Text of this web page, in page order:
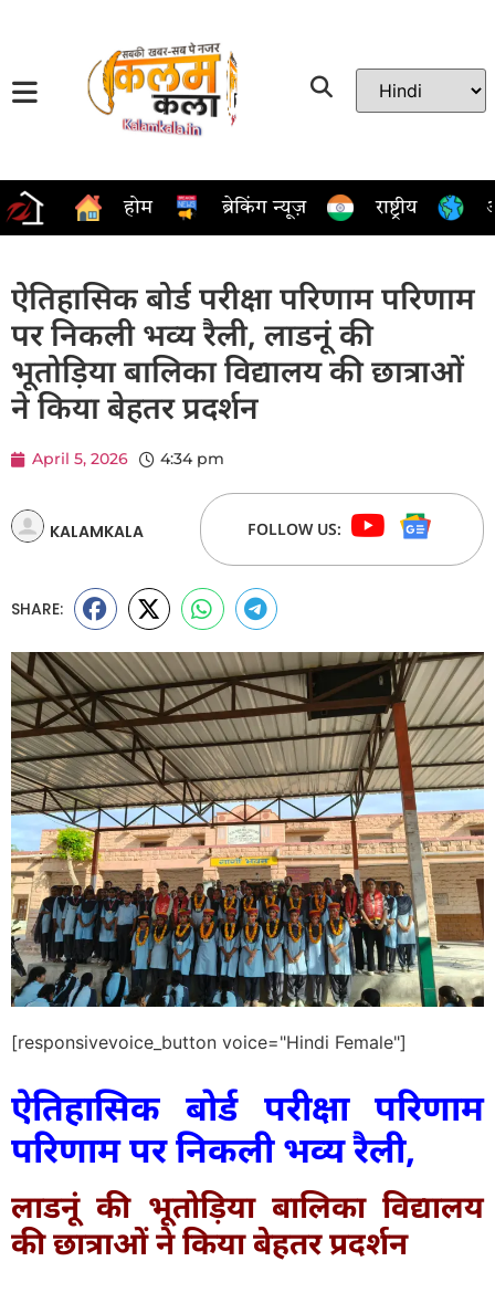
होम ब्रेकिंग न्यूज़ राष्ट्रीय
ऐतिहासिक बोर्ड परीक्षा परिणाम परिणाम
पर निकली भव्य रैली, लाडनूं की
भूतोड़िया बालिका विद्यालय की छात्राओं
ने किया बेहतर प्रदर्शन
April 5, 2026 4:34 pm
KALAMKALA FOLLOW US:
SHARE:
[responsivevoice_button voice="Hindi Female"]
ऐतिहासिक बोर्ड परीक्षा परिणाम
परिणाम पर निकली भव्य रैली,
लाडनूं की भूतोड़िया बालिका विद्यालय
की छात्राओं ने किया बेहतर प्रदर्शन